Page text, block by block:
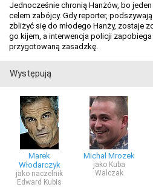
Jednocześnie chronią Hanżów, bo
celem zabójcy. Gdy reporter,
zbliżyć się do młodego Hanży, zostaje
go kijem, a interwencja policji
przygotowaną zasadzkę.
Występują
Marek
Włodarczyk
jako naczelnik
Edward Kubis
Michał Mrozek
jako Kuba
Walczak